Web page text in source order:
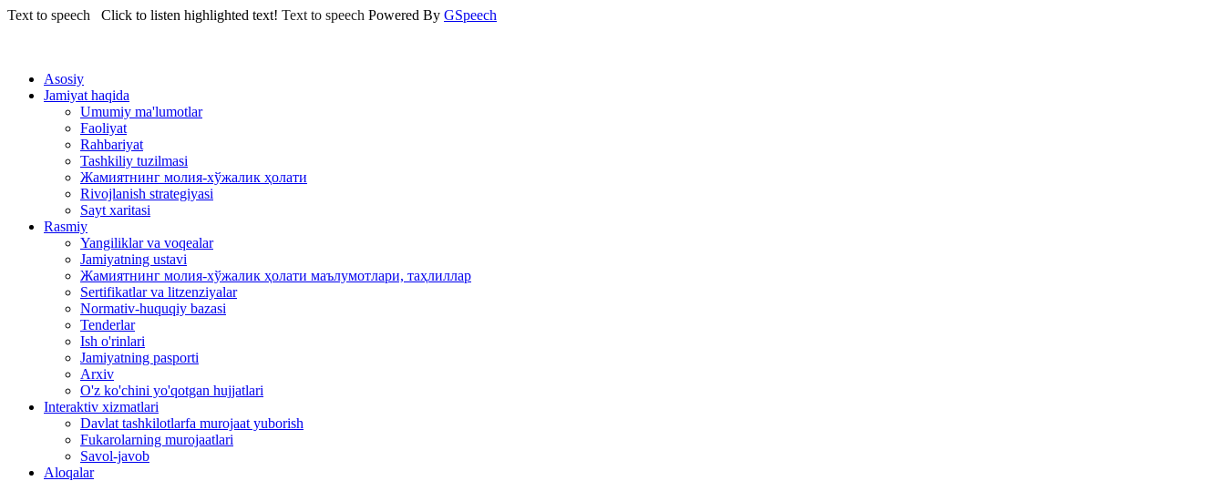
Text to speech Click to listen highlighted text! Text to speech Powered By GSpeech
Asosiy
Jamiyat haqida
Umumiy ma'lumotlar
Faoliyat
Rahbariyat
Tashkiliy tuzilmasi
Жамиятнинг молия-хўжалик ҳолати
Rivojlanish strategiyasi
Sayt xaritasi
Rasmiy
Yangiliklar va voqealar
Jamiyatning ustavi
Жамиятнинг молия-хўжалик ҳолати маълумотлари, таҳлиллар
Sertifikatlar va litzenziyalar
Normativ-huquqiy bazasi
Tenderlar
Ish o'rinlari
Jamiyatning pasporti
Arxiv
O'z ko'chini yo'qotgan hujjatlari
Interaktiv xizmatlari
Davlat tashkilotlarfa murojaat yuborish
Fukarolarning murojaatlari
Savol-javob
Aloqalar